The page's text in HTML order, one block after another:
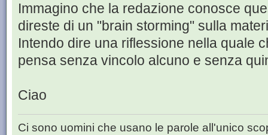
Immagino che la redazione conosce
direste di un "brain storming" sulla
Intendo dire una riflessione nella quale
pensa senza vincolo alcuno e senza
Ciao
Ci sono uomini che usano le parole all'unico